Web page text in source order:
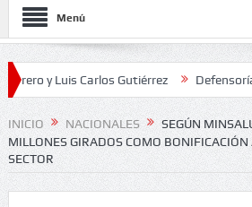
Menú
Carlos Gutiérrez Defensoría
2026
INICIO NACIONALES
SEGÚN
MILLONES GIRADOS COMO
SECTOR